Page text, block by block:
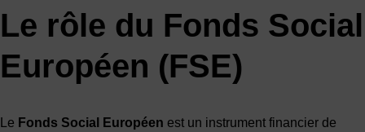
Le rôle du Fonds Social
Européen (FSE)
Le Fonds Social Européen est un instrument financier de